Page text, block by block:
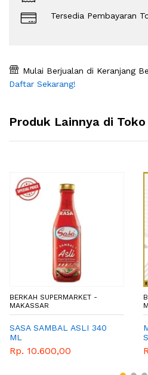
Tersedia Pembayaran
Mulai Berjualan di Keranjang
Daftar Sekarang!
Produk Lainnya di Toko
BERKAH SUPERMARKET -
MAKASSAR
SASA SAMBAL ASLI 340
ML
Rp. 10.600,00